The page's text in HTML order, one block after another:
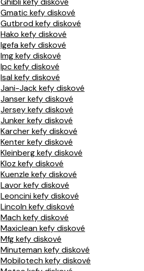
Gmatic kefy diskové
Gutbrod kefy diskové
Hako kefy diskové
Igefa kefy diskové
Img kefy diskové
Ipc kefy diskové
Isal kefy diskové
Jani-Jack kefy diskové
Janser kefy diskové
Jersey kefy diskové
Junker kefy diskové
Karcher kefy diskové
Kenter kefy diskové
Kleinberg kefy diskové
Kloz kefy diskové
Kuenzle kefy diskové
Lavor kefy diskové
Leoncini kefy diskové
Lincoln kefy diskové
Mach kefy diskové
Maxiclean kefy diskové
Mfg kefy diskové
Minuteman kefy diskové
Mobilotech kefy diskové